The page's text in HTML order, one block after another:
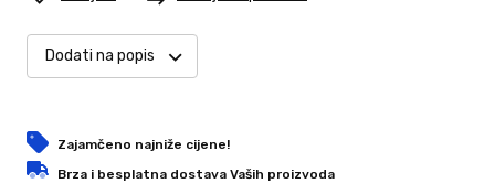
Dodati na popis
Zajamčeno najniže cijene!
Brza i besplatna dostava Vaših proizvoda